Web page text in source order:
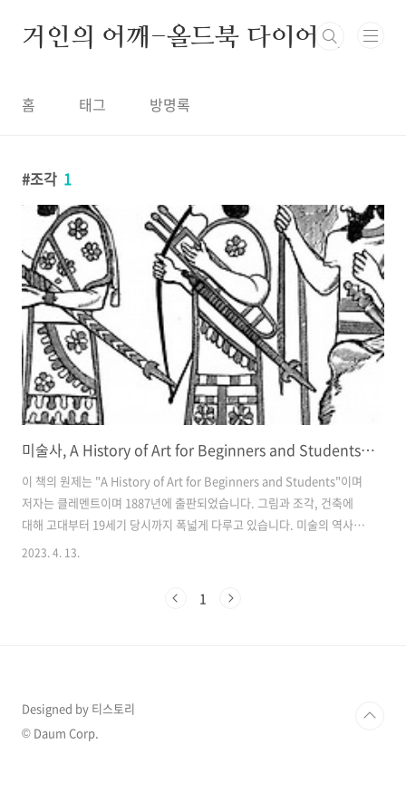
거인의 어깨-올드북 다이어리
홈 태그 방명록
조각 1
미술사, A History of Art for Beginners and Students_1887
이 책의 원제는 "A History of Art for Beginners and Students"이며
저자는 클레멘트이며 1887년에 출판되었습니다. 그림과 조각, 건축에
대해 고대부터 19세기 당시까지 폭넓게 다루고 있습니다. 미술의 역사에
대해 살펴보며 작품의 삽화도 같이 구성되어 있어 미술의 문외한들도 쉽
독교 시대까지 이 부분은 이집트, 아시리아, 바빌론, 그리스, 그리고 이탈
2023. 4. 13.
1
Designed by 티스토리
© Daum Corp.